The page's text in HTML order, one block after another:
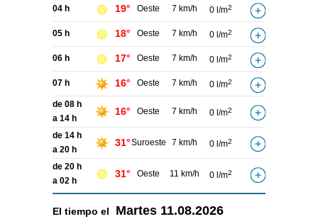
04 h 19° Oeste 7 km/h 0 l/m2
05 h 18° Oeste 7 km/h 0 l/m2
06 h 17° Oeste 7 km/h 0 l/m2
07 h 16° Oeste 7 km/h 0 l/m2
de 08 h
a 14 h
16° Oeste 7 km/h 0 l/m2
de 14 h
a 20 h
31°Suroeste 7 km/h 0 l/m2
de 20 h
a 02 h
31° Oeste 11 km/h 0 l/m2
El tiempo el Martes 11.08.2026